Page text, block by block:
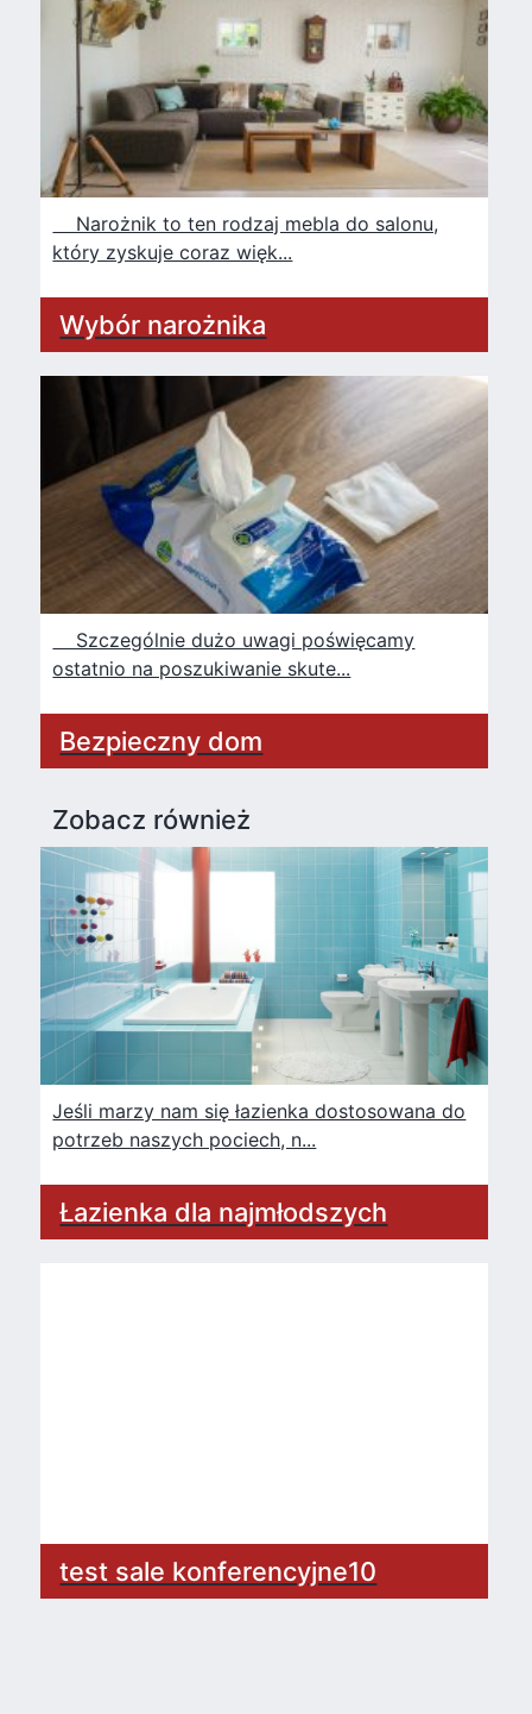
Narożnik to ten rodzaj mebla do salonu,
który zyskuje coraz więk...
Wybór narożnika
Szczególnie dużo uwagi poświęcamy
ostatnio na poszukiwanie skute...
Bezpieczny dom
Zobacz również
Jeśli marzy nam się łazienka dostosowana do
potrzeb naszych pociech, n...
Łazienka dla najmłodszych
test sale konferencyjne10